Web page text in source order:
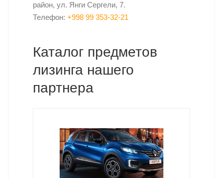
район, ул. Янги Сергели, 7.
Телефон: +998 99 353-32-21
Каталог предметов
лизинга нашего
партнера